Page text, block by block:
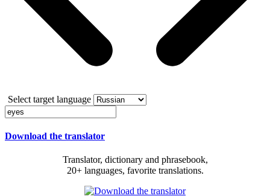
Select target language
Download the translator
Translator, dictionary and phrasebook,
20+ languages, favorite translations.